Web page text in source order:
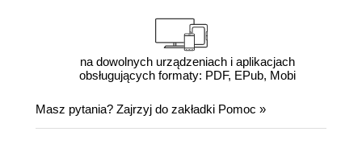
na dowolnych urządzeniach i aplikacjach
obsługujących formaty: PDF, EPub, Mobi
Masz pytania? Zajrzyj do zakładki Pomoc »